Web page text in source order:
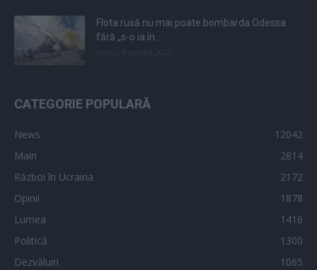
Flota rusă nu mai poate bombarda Odessa
fără „s-o ia în...
CATEGORIE POPULARĂ
News
12042
Main
2814
Război în Ucraina
2172
Opinii
1878
Lumea
1416
Politică
1300
Dezvăluiri
1065